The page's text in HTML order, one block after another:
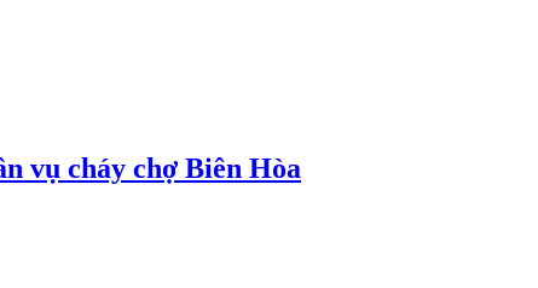
vụ cháy chợ Biên Hòa